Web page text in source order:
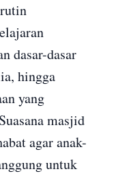
dasar-dasar
hingga
yang
masjid
agar anak-
untuk